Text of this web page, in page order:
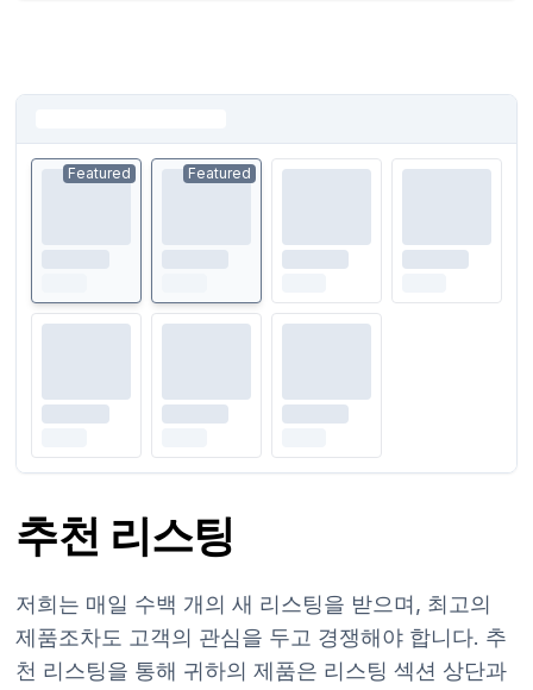
Featured Featured
추천 리스팅
저희는 매일 수백 개의 새 리스팅을 받으며, 최고의
제품조차도 고객의 관심을 두고 경쟁해야 합니다. 추
천 리스팅을 통해 귀하의 제품은 리스팅 섹션 상단과